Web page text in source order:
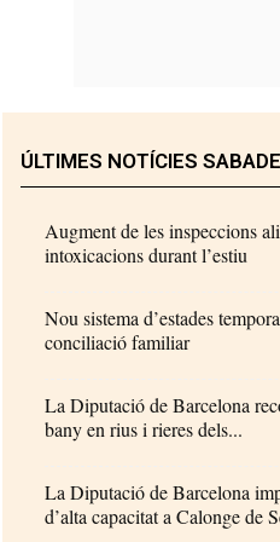
ÚLTIMES NOTÍCIES
Augment de les inspeccions
intoxicacions durant l’estiu
Nou sistema d’estades
conciliació familiar
La Diputació de Barcelona
bany en rius i rieres dels...
La Diputació de Barcelona
d’alta capacitat a Calonge de